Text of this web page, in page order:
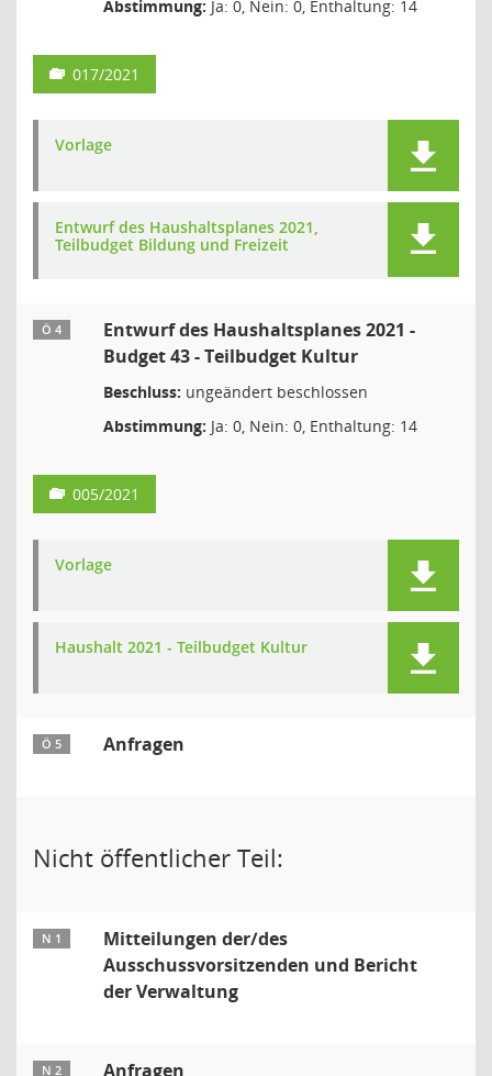
Abstimmung: Ja: 0, Nein: 0, Enthaltung: 14
017/2021
Vorlage
Entwurf des Haushaltsplanes 2021,
Teilbudget Bildung und Freizeit
Ö 4
Entwurf des Haushaltsplanes 2021 -
Budget 43 - Teilbudget Kultur
Beschluss: ungeändert beschlossen
Abstimmung: Ja: 0, Nein: 0, Enthaltung: 14
005/2021
Vorlage
Haushalt 2021 - Teilbudget Kultur
Ö 5 Anfragen
Nicht öffentlicher Teil:
N 1
Mitteilungen der/des
Ausschussvorsitzenden und Bericht
der Verwaltung
N 2 Anfragen